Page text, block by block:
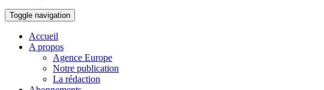
Toggle navigation
Accueil
A propos
Agence Europe
Notre publication
La rédaction